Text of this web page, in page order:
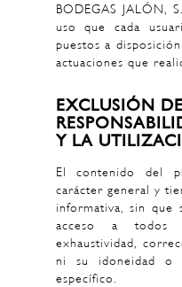
BODEGAS JALÓN,
uso que cada
puestos a
actuaciones que
EXCLUSIÓN
Y LA
El contenido del
carácter general y
informativa, sin que
acceso a todos
exhaustividad,
ni su idoneidad o
específico.